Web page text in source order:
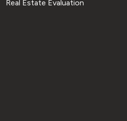
Real Estate Evaluation